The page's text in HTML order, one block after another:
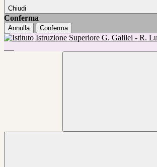
Chiudi
Conferma
Annulla Conferma